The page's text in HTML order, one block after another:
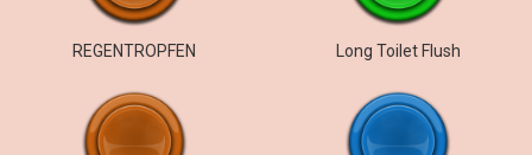
REGENTROPFEN Long Toilet Flush